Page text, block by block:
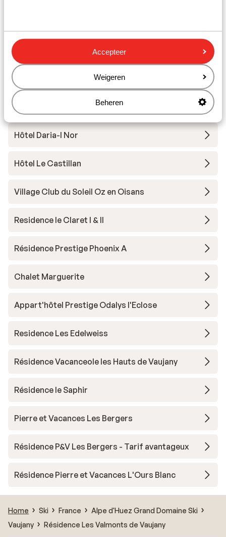
Accepteer
Weigeren
Beheren
Autres hébergements - Alpe d'Huez
Grand Domaine Ski
Résidence Daria-I Nor
Hotel Au Chamois d'Or
Hôtel Daria-I Nor
Hôtel Le Castillan
Village Club du Soleil Oz en Oisans
Residence le Claret I & II
Résidence Prestige Phoenix A
Chalet Marguerite
Appart'hôtel Prestige Odalys l'Eclose
Residence Les Edelweiss
Résidence Vacanceole les Hauts de Vaujany
Résidence le Saphir
Pierre et Vacances Les Bergers
Résidence P&V Les Bergers - Tarif avantageux
Résidence Pierre et Vacances L'Ours Blanc
Home Ski France
Alpe d'Huez Grand Domaine Ski
Vaujany
Résidence Les Valmonts de Vaujany